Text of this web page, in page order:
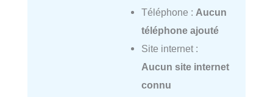
Téléphone : Aucun
téléphone ajouté
Site internet :
Aucun site internet
connu